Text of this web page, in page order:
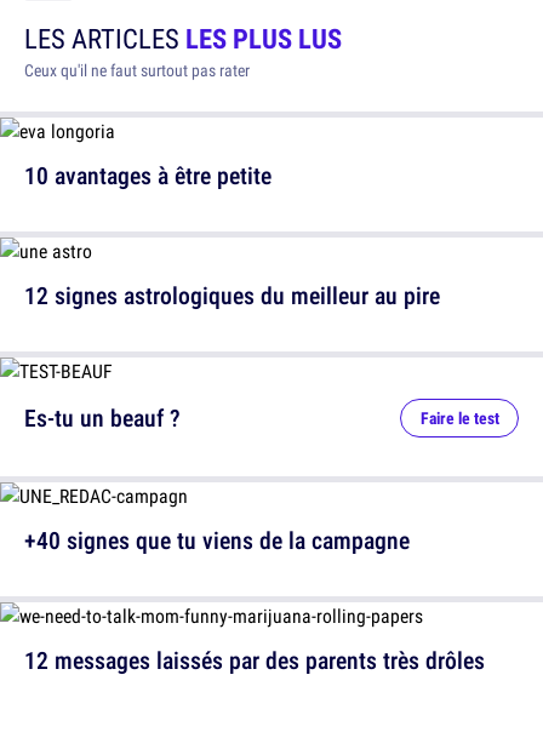
LES ARTICLES LES PLUS LUS
Ceux qu'il ne faut surtout pas rater
10 avantages à être petite
12 signes astrologiques du meilleur au pire
12 messages laissés par des parents très drôles
Es-tu un beauf ? Faire le test
+40 signes que tu viens de la campagne